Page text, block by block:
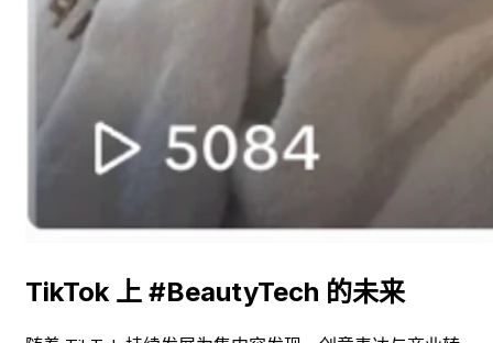
TikTok 上 #BeautyTech 的未来